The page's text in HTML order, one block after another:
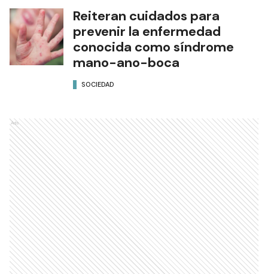
Reiteran cuidados para
prevenir la enfermedad
conocida como síndrome
mano-ano-boca
SOCIEDAD
Ads